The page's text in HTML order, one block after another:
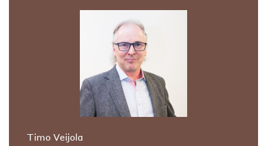
Timo Veijola